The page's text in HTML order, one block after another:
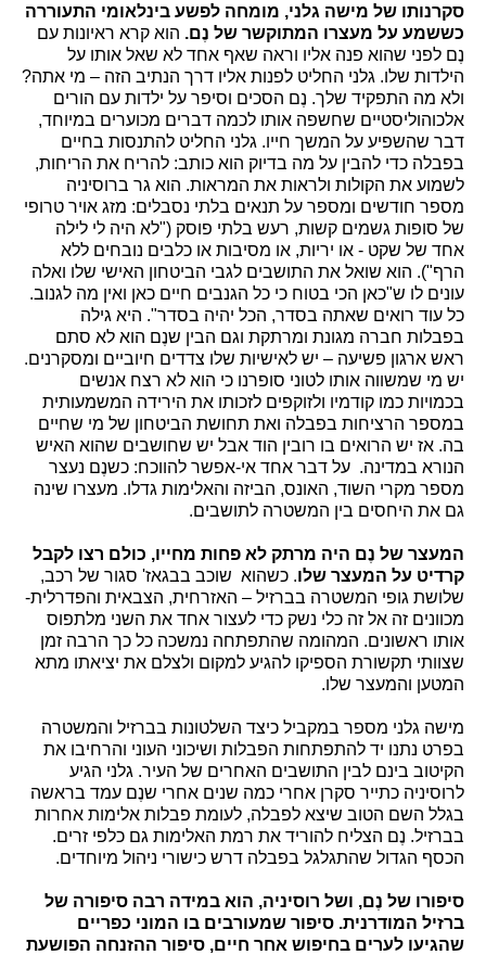
סקרנותו של מישה גלני, מומחה לפשע בינלאומי התעוררה
כששמע על מעצרו המתוקשר של נֶם. הוא קרא ראיונות עם
נֶם לפני שהוא פנה אליו וראה שאף אחד לא שאל אותו על
הילדות שלו. גלני החליט לפנות אליו דרך הנתיב הזה – מי אתה?
ולא מה התפקיד שלך. נֶם הסכים וסיפר על ילדות עם הורים
אלכוהוליסטיים שחשפה אותו לכמה דברים מכוערים במיוחד,
דבר שהשפיע על המשך חייו. גלני החליט להתנסות בחיים
בפבלה כדי להבין על מה בדיוק הוא כותב: להריח את הריחות,
לשמוע את הקולות ולראות את המראות. הוא גר ברוסיניה
מספר חודשים ומספר על תנאים בלתי נסבלים: מזג אויר טרופי
של סופות גשמים קשות, רעש בלתי פוסק ("לא היה לי לילה
אחד של שקט - או יריות, או מסיבות או כלבים נובחים ללא
הרף"). הוא שואל את התושבים לגבי הביטחון האישי שלו ואלה
עונים לו ש"כאן הכי בטוח כי כל הגנבים חיים כאן ואין מה לגנוב.
כל עוד רואים שאתה בסדר, הכל יהיה בסדר". היא גילה
בפבלות חברה מגונת ומרתקת וגם הבין שנֶם הוא לא סתם
ראש ארגון פשיעה – יש לאישיות שלו צדדים חיוביים ומסקרנים.
יש מי שמשווה אותו לטוני סופרנו כי הוא לא רצח אנשים
בכמויות כמו קודמיו ולזוקפים לזכותו את הירידה המשמעותית
במספר הרציחות בפבלה ואת תחושת הביטחון של מי שחיים
בה. אז יש הרואים בו רובין הוד אבל יש שחושבים שהוא האיש
הנורא במדינה. על דבר אחד אי-אפשר להווכח: כשנֶם נעצר
מספר מקרי השוד, האונס, הביזה והאלימות גדלו. מעצרו שינה
גם את היחסים בין המשטרה לתושבים.
המעצר של נֶם היה מרתק לא פחות מחייו, כולם רצו לקבל
קרדיט על המעצר שלו. כשהוא שוכב בבגאז' סגור של רכב,
שלושת גופי המשטרה בברזיל – האזרחית, הצבאית והפדרלית-
מכוונים זה אל זה כלי נשק כדי לעצור אחד את השני מלתפוס
אותו ראשונים. המהומה שהתפתחה נמשכה כל כך הרבה זמן
שצוותי תקשורת הספיקו להגיע למקום ולצלם את יציאתו מתא
המטען והמעצר שלו.
מישה גלני מספר במקביל כיצד השלטונות בברזיל והמשטרה
בפרט נתנו יד להתפתחות הפבלות ושיכוני העוני והרחיבו את
הקיטוב בינם לבין התושבים האחרים של העיר. גלני הגיע
לרוסיניה כתייר סקרן אחרי כמה שנים אחרי שנֶם עמד בראשה
בגלל השם הטוב שיצא לפבלה, לעומת פבלות אלימות אחרות
בברזיל. נֶם הצליח להוריד את רמת האלימות גם כלפי זרים.
הכסף הגדול שהתגלגל בפבלה דרש כישורי ניהול מיוחדים.
סיפורו של נֶם, ושל רוסיניה, הוא במידה רבה סיפורה של
ברזיל המודרנית. סיפור שמעורבים בו המוני כפריים
שהגיעו לערים בחיפוש אחר חיים, סיפור ההזנחה הפושעת